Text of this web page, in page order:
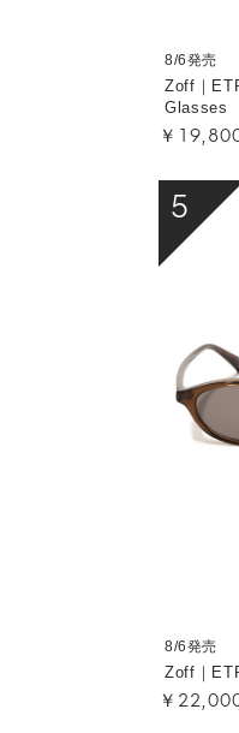
8/6発売
Zoff｜
Glasses
￥
5
8/6発売
Zoff｜
￥